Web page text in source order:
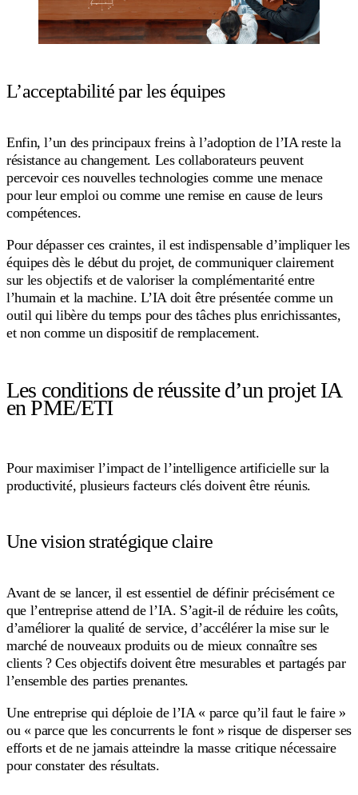
L’acceptabilité par les équipes
Enfin, l’un des principaux freins à l’adoption de l’IA reste la
résistance au changement. Les collaborateurs peuvent
percevoir ces nouvelles technologies comme une menace
pour leur emploi ou comme une remise en cause de leurs
compétences.
Pour dépasser ces craintes, il est indispensable d’impliquer les
équipes dès le début du projet, de communiquer clairement
sur les objectifs et de valoriser la complémentarité entre
l’humain et la machine. L’IA doit être présentée comme un
outil qui libère du temps pour des tâches plus enrichissantes,
et non comme un dispositif de remplacement.
Les conditions de réussite d’un projet IA
en PME/ETI
Pour maximiser l’impact de l’intelligence artificielle sur la
productivité, plusieurs facteurs clés doivent être réunis.
Une vision stratégique claire
Avant de se lancer, il est essentiel de définir précisément ce
que l’entreprise attend de l’IA. S’agit-il de réduire les coûts,
d’améliorer la qualité de service, d’accélérer la mise sur le
marché de nouveaux produits ou de mieux connaître ses
clients ? Ces objectifs doivent être mesurables et partagés par
l’ensemble des parties prenantes.
Une entreprise qui déploie de l’IA « parce qu’il faut le faire »
ou « parce que les concurrents le font » risque de disperser ses
efforts et de ne jamais atteindre la masse critique nécessaire
pour constater des résultats.